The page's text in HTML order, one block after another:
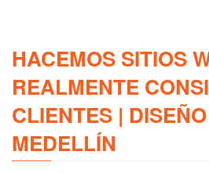
HACEMOS SITIOS
REALMENTE
CLIENTES |
MEDELLÍN